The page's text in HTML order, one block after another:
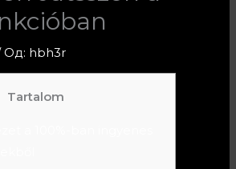
Од: hbh3r
Tartalom